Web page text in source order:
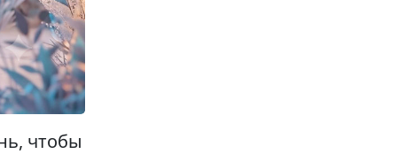
чтобы